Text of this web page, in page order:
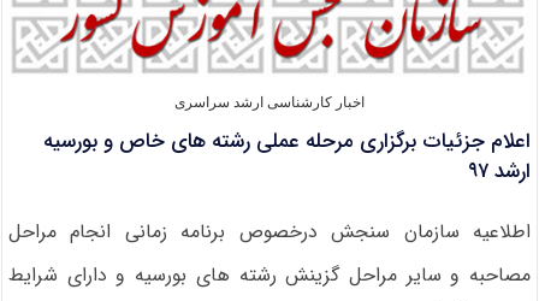
اخبار کارشناسی ارشد سراسری
اعلام جزئیات برگزاری مرحله عملی رشته های خاص و بورسیه
ارشد ۹۷
اطلاعیه سازمان سنجش درخصوص برنامه زمانی انجام مراحل
مصاحبه و سایر مراحل گزینش رشته‌ های بورسیه و دارای شرایط